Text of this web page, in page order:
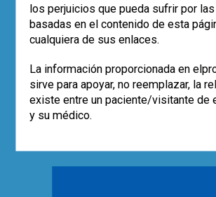
TE PUEDE INTERESAR
El papel de los probióticos en el
La microbiota y los probióticos
cómics
Probióticos y COVID-19
Probióticos y salud digestiva
los perjuicios que pueda sufrir por
basadas en el contenido de esta
cualquiera de sus enlaces.
La información proporcionada en
sirve para apoyar, no reemplazar, la
existe entre un paciente/visitante de
y su médico.